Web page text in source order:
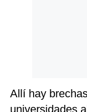
Allí hay
universidades